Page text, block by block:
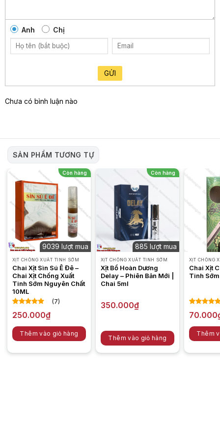
Hơn nữa, xuất tinh sớm có thể là triệu chứng của những
bệnh lý khác trong cơ thể như bệnh về tuyến tiền liệt, bệnh
tim mạch hoặc rối loạn cương dương.
những tác động xấu đến sức khỏe và đời sống tình dục của
Anh Chị
GỬI
Chưa có bình luận nào
SẢN PHẨM TƯƠNG TỰ
Còn hàng
9039 lượt mua
XỊT CHỐNG XUẤT TINH SỚM
Chai Xịt Sìn Sú Ê Đê –
Chai Xịt Chống Xuất
Tinh Sớm Nguyên Chất
10ML
5.00trên 5
7
đánh giá
(7)
250.000₫
Thêm vào giỏ hàng
Còn hàng
885 lượt mua
XỊT CHỐNG XUẤT TINH SỚM
Xịt Bổ Hoàn Dương
Delay – Phiên Bản Mới |
Chai 5ml
350.000₫
Thêm vào giỏ hàng
XỊT CHỐNG
Chai Xịt
Tinh
5.00trên
4
đánh giá
70.000
Thêm